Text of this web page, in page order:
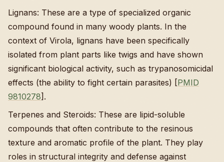
Lignans: These are a type of specialized organic
compound found in many woody plants. In the
context of Virola, lignans have been specifically
isolated from plant parts like twigs and have shown
significant biological activity, such as trypanosomicidal
effects (the ability to fight certain parasites) [PMID
9810278].
Terpenes and Steroids: These are lipid-soluble
compounds that often contribute to the resinous
texture and aromatic profile of the plant. They play
roles in structural integrity and defense against